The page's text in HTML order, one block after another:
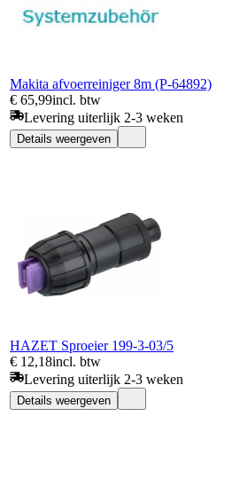
Makita afvoerreiniger 8m (P-64892)
€ 65,99incl. btw
Levering uiterlijk 2-3 weken
Details weergeven
HAZET Sproeier 199-3-03/5
€ 12,18incl. btw
Levering uiterlijk 2-3 weken
Details weergeven